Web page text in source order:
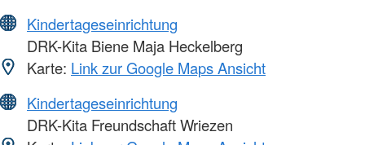
Kindertageseinrichtung
DRK-Kita Biene Maja Heckelberg
Karte: Link zur Google Maps Ansicht
Kindertageseinrichtung
DRK-Kita Freundschaft Wriezen